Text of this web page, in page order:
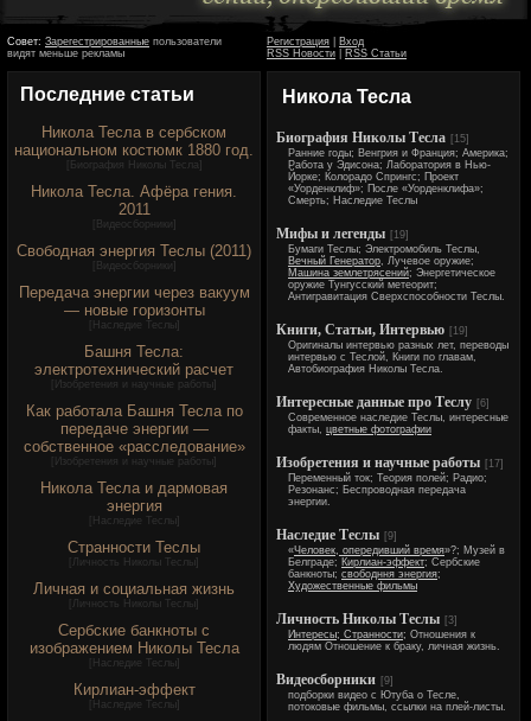
Совет: Зарегестрированные пользователи
видят меньше рекламы
Регистрация
Вход
RSS Новости
RSS Статьи
Последние статьи
Никола Тесла в сербском
национальном костюмк 1880 год.
Биография Николы Тесла
Никола Тесла. Афёра гения.
2011
Видеосборники
Свободная энергия Теслы (2011)
Видеосборники
Передача энергии через вакуум
— новые горизонты
Наследие Теслы]
Башня Тесла:
электротехнический расчет
Изобретения и научные работы
Как работала Башня Тесла по
передаче энергии —
собственное «расследование»
Изобретения и научные работы
Никола Тесла и дармовая
энергия
Наследие Теслы]
Странности Теслы
Личность Николы Теслы
Личная и социальная жизнь
Личность Николы Теслы
Сербские банкноты с
изображением Николы Тесла
Наследие Теслы]
Кирлиан-эффект
Наследие Теслы]
Никола Тесла
Биография Николы Тесла [15]
Ранние годы; Венгрия и Франция; Америка;
Работа у Эдисона; Лаборатория в Нью-
Йорке; Колорадо Спрингс; Проект
«Уорденклиф»; После «Уорденклифа»;
Смерть; Наследие Теслы
Мифы и легенды [19]
Бумаги Теслы; Электромобиль Теслы,
Вечный Генератор, Лучевое оружие;
Машина землетрясений; Энергетическое
оружие Тунгусский метеорит;
Антигравитация Сверхспособности Теслы.
Книги, Статьи, Интервью [19]
Оригиналы интервью разных лет, переводы
интервью с Теслой, Книги по главам,
Автобиография Николы Тесла.
Интересные данные про Теслу [6]
Современное наследие Теслы, интересные
факты, цветные фотографии
Изобретения и научные работы [17]
Переменный ток; Теория полей; Радио;
Резонанс; Беспроводная передача
энергии.
Наследие Теслы [9]
«Человек, опередивший время»?; Музей в
Белграде; Кирлиан-эффект; Сербские
банкноты; свободння энергия;
Художественные фильмы
Личность Николы Теслы [3]
Интересы; Странности; Отношения к
людям Отношение к браку, личная жизнь.
Видеосборники [9]
подборки видео с Ютуба о Тесле,
потоковые фильмы, ссылки на плей-листы.